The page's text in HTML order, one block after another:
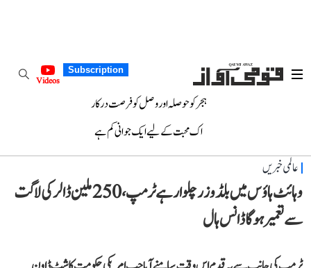
Subscription
Videos
ہجر کو حوصلہ اور وصل کو فرصت درکار
اک محبت کے لیے ایک جوانی کم ہے
عالمی خبریں
وہائٹ ہاؤس میں بلڈوزر چلوا رہے ٹرمپ، 250 ملین ڈالر کی لاگت
سے تعمیر ہوگا ڈانس ہال